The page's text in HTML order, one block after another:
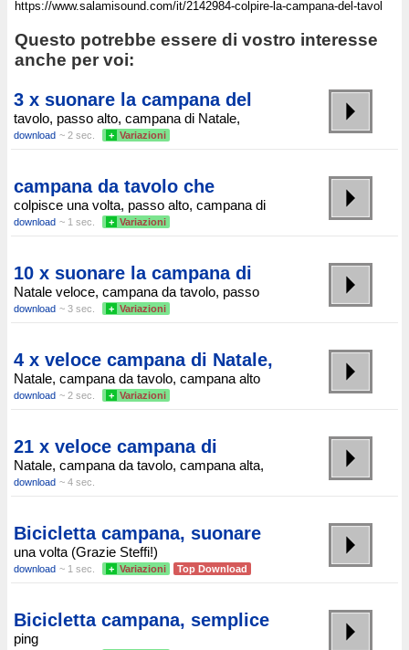
Questo potrebbe essere di vostro interesse
anche per voi:
3 x suonare la campana del
tavolo, passo alto, campana di Natale,
download ~ 2 sec. + Variazioni
campana da tavolo che
colpisce una volta, passo alto, campana di
download ~ 1 sec. + Variazioni
10 x suonare la campana di
Natale veloce, campana da tavolo, passo
download ~ 3 sec. + Variazioni
4 x veloce campana di Natale,
Natale, campana da tavolo, campana alto
download ~ 2 sec. + Variazioni
21 x veloce campana di
Natale, campana da tavolo, campana alta,
download ~ 4 sec.
Bicicletta campana, suonare
una volta (Grazie Steffi!)
download ~ 1 sec. + Variazioni Top Download
Bicicletta campana, semplice
ping